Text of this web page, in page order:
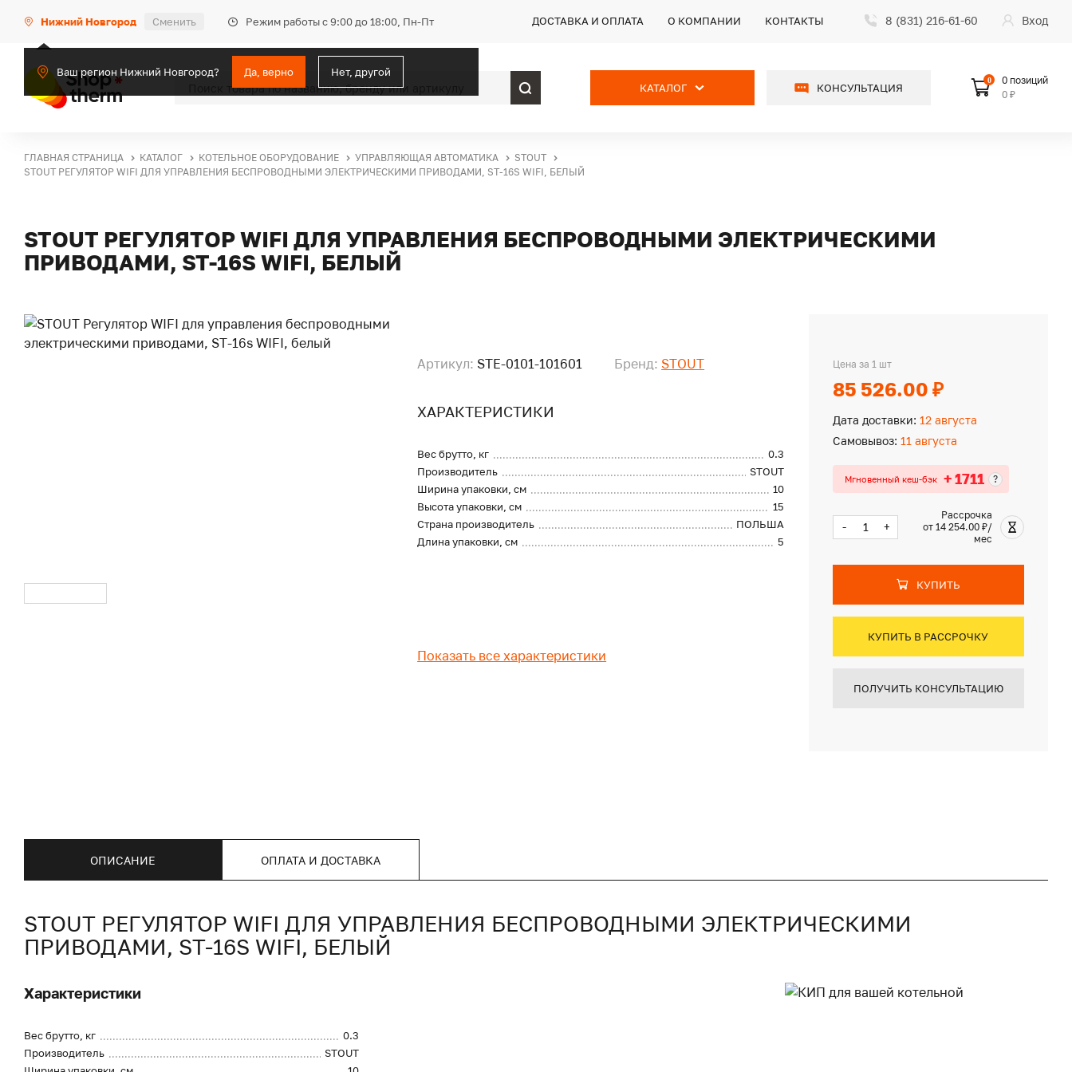
Нижний Новгород Сменить Режим работы с 9:00 до 18:00, Пн-Пт
Ваш регион Нижний Новгород? Да, верно Нет, другой
ДОСТАВКА И ОПЛАТА О КОМПАНИИ КОНТАКТЫ 8 (831) 216-61-60 Вход
КАТАЛОГ КОНСУЛЬТАЦИЯ
0
0 позиций
0 ₽
ГЛАВНАЯ СТРАНИЦА КАТАЛОГ КОТЕЛЬНОЕ ОБОРУДОВАНИЕ УПРАВЛЯЮЩАЯ АВТОМАТИКА
STOUT
STOUT РЕГУЛЯТОР WIFI ДЛЯ УПРАВЛЕНИЯ БЕСПРОВОДНЫМИ ЭЛЕКТРИЧЕСКИМИ ПРИВОДАМИ, ST-16S WIFI, БЕЛЫЙ
STOUT РЕГУЛЯТОР WIFI ДЛЯ УПРАВЛЕНИЯ БЕСПРОВОДНЫМИ ЭЛЕКТРИЧЕСКИМИ
ПРИВОДАМИ, ST-16S WIFI, БЕЛЫЙ
Артикул: STE-0101-101601 Бренд: STOUT
ХАРАКТЕРИСТИКИ
Вес брутто, кг
0.3
Производитель
STOUT
Ширина упаковки, см
10
Высота упаковки, см
15
Страна производитель
ПОЛЬША
Длина упаковки, см
5
Показать все характеристики
Цена за 1 шт
85 526.00 ₽
Дата доставки: 12 августа
Самовывоз: 11 августа
Мгновенный кеш-бэк + 1711 ?
- +
Рассрочка
от 14 254.00 ₽/
мес
КУПИТЬ
КУПИТЬ В РАССРОЧКУ
ПОЛУЧИТЬ КОНСУЛЬТАЦИЮ
ОПИСАНИЕ ОПЛАТА И ДОСТАВКА
STOUT РЕГУЛЯТОР WIFI ДЛЯ УПРАВЛЕНИЯ БЕСПРОВОДНЫМИ ЭЛЕКТРИЧЕСКИМИ
ПРИВОДАМИ, ST-16S WIFI, БЕЛЫЙ
Характеристики
Вес брутто, кг
0.3
Производитель
STOUT